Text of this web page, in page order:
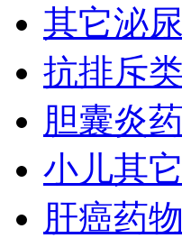
其它泌
抗排斥
胆囊炎
小儿其
肝癌药物